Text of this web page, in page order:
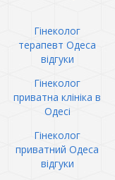
Гінеколог
терапевт Одеса
відгуки
Гінеколог
приватна клініка в
Одесі
Гінеколог
приватний Одеса
відгуки